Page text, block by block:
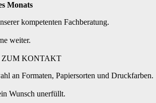
Monats
kompetenten Fachberatung.
weiter.
ZUM KONTAKT
an Formaten, Papiersorten und Druckfarben.
Wunsch unerfüllt.